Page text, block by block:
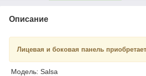
Описание
Лицевая и боковая панель
Модель: Salsa